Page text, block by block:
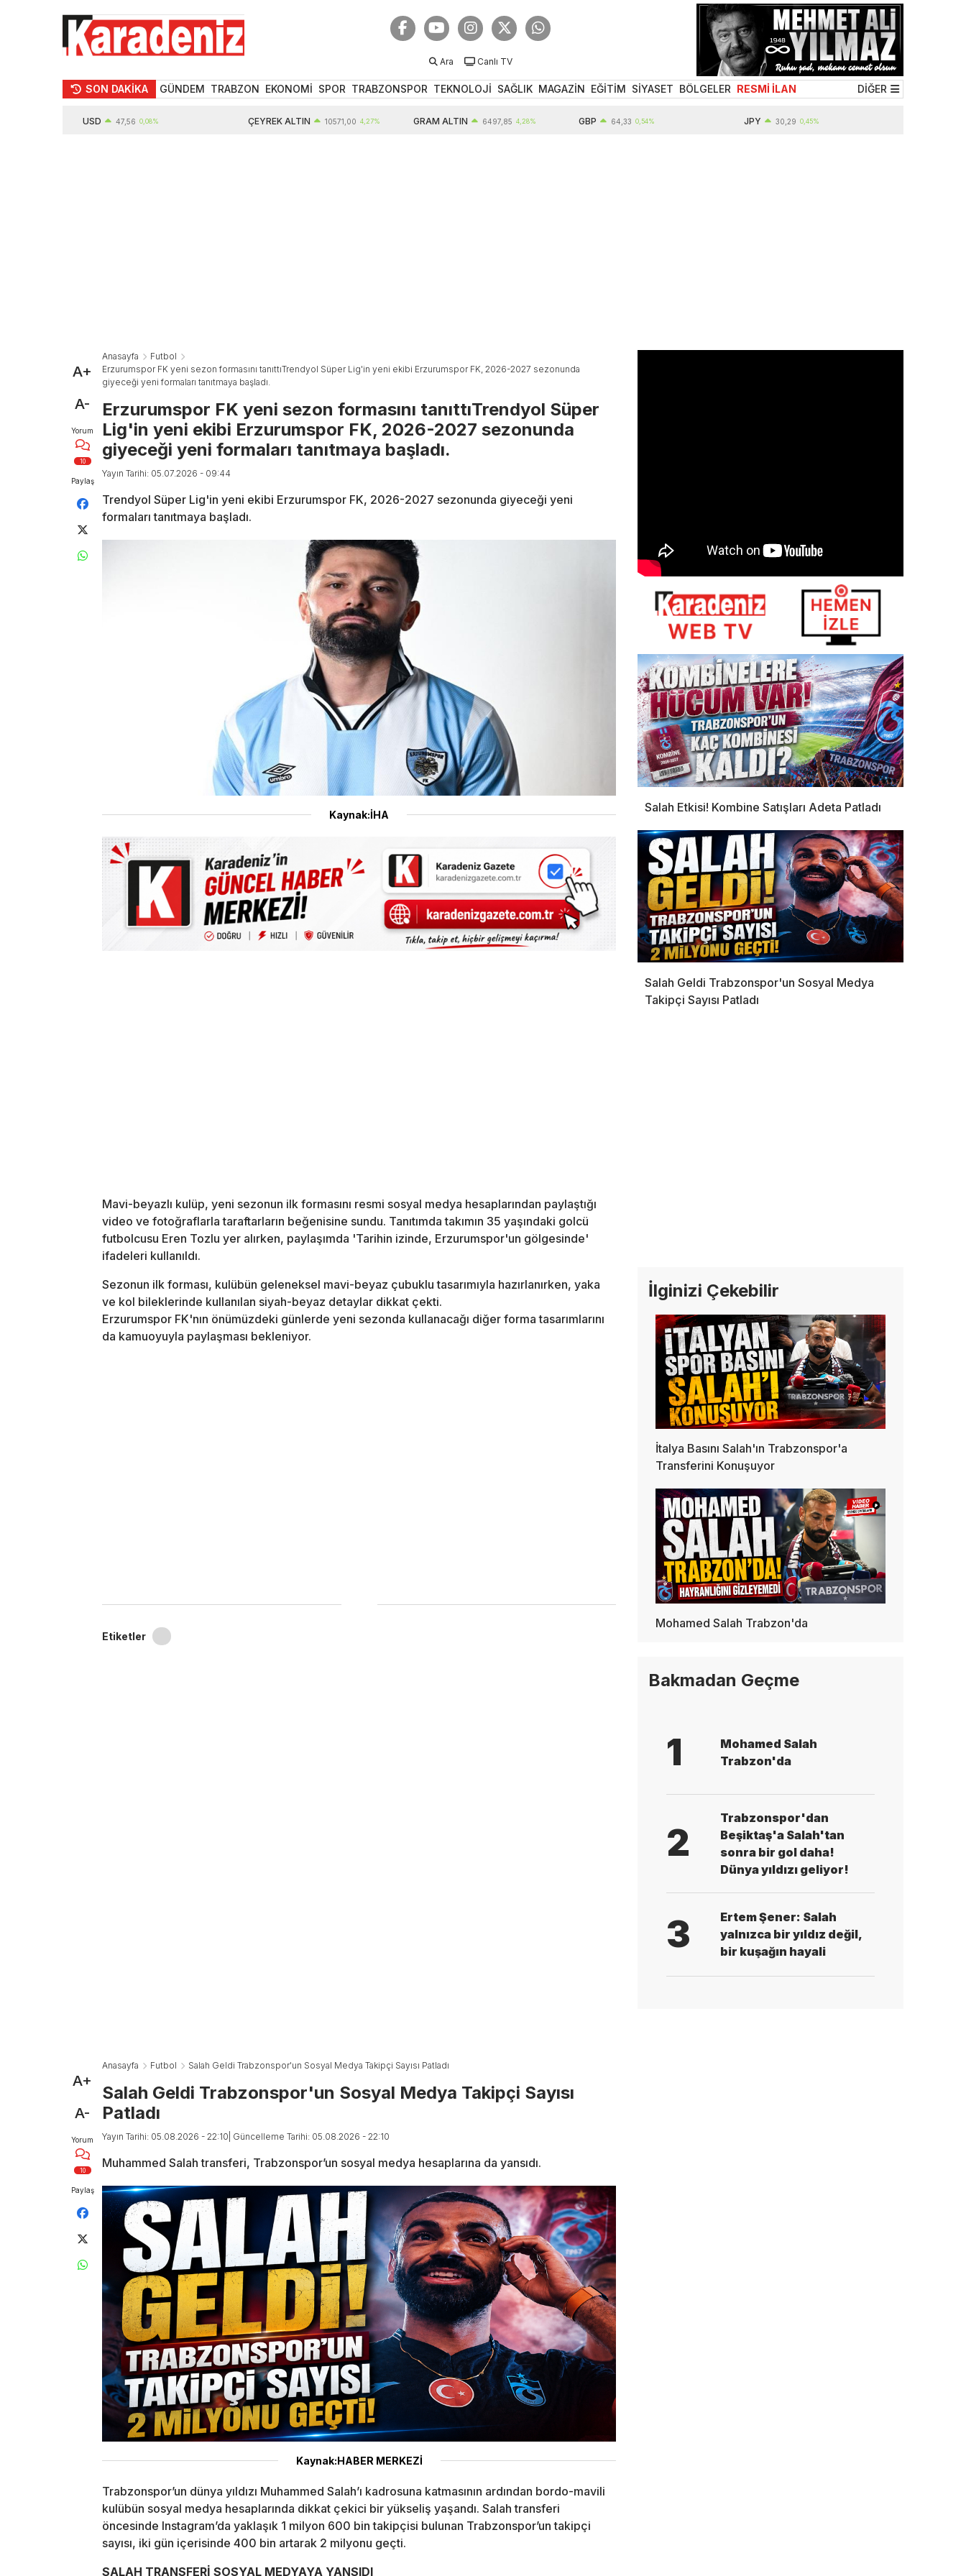
Ara Canlı TV
SON DAKİKA GÜNDEM TRABZON EKONOMİ SPOR TRABZONSPOR TEKNOLOJİ SAĞLIK MAGAZİN EĞİTİM SİYASET BÖLGELER RESMİ İLAN DİĞER
47,56 0,08% ÇEYREK ALTIN 10571,00 4,27% GRAM ALTIN 6497,85 4,28% 64,33 0,54% 30,29 0,45%
A+
A-
Yorum
10
Paylaş
Anasayfa
Futbol
Erzurumspor FK yeni sezon formasını tanıttıTrendyol Süper Lig'in yeni ekibi Erzurumspor FK, 2026-2027 sezonunda
giyeceği yeni formaları tanıtmaya başladı.
Erzurumspor FK yeni sezon formasını tanıttıTrendyol Süper
Lig'in yeni ekibi Erzurumspor FK, 2026-2027 sezonunda
giyeceği yeni formaları tanıtmaya başladı.
Yayın Tarihi: 05.07.2026 - 09:44
Trendyol Süper Lig'in yeni ekibi Erzurumspor FK, 2026-2027 sezonunda giyeceği yeni
formaları tanıtmaya başladı.
Kaynak:İHA
Mavi-beyazlı kulüp, yeni sezonun ilk formasını resmi sosyal medya hesaplarından paylaştığı
video ve fotoğraflarla taraftarların beğenisine sundu. Tanıtımda takımın 35 yaşındaki golcü
futbolcusu Eren Tozlu yer alırken, paylaşımda 'Tarihin izinde, Erzurumspor'un gölgesinde'
ifadeleri kullanıldı.
Sezonun ilk forması, kulübün geleneksel mavi-beyaz çubuklu tasarımıyla hazırlanırken, yaka
ve kol bileklerinde kullanılan siyah-beyaz detaylar dikkat çekti.
Erzurumspor FK'nın önümüzdeki günlerde yeni sezonda kullanacağı diğer forma tasarımlarını
da kamuoyuyla paylaşması bekleniyor.
Etiketler
A+
A-
Yorum
10
Paylaş
Anasayfa Futbol Salah Geldi Trabzonspor'un Sosyal Medya Takipçi Sayısı Patladı
Salah Geldi Trabzonspor'un Sosyal Medya Takipçi Sayısı
Patladı
Yayın Tarihi: 05.08.2026 - 22:10 | Güncelleme Tarihi: 05.08.2026 - 22:10
Muhammed Salah transferi, Trabzonspor’un sosyal medya hesaplarına da yansıdı.
Kaynak:HABER MERKEZİ
Trabzonspor’un dünya yıldızı Muhammed Salah’ı kadrosuna katmasının ardından bordo-mavili
kulübün sosyal medya hesaplarında dikkat çekici bir yükseliş yaşandı. Salah transferi
öncesinde Instagram’da yaklaşık 1 milyon 600 bin takipçisi bulunan Trabzonspor’un takipçi
sayısı, iki gün içerisinde 400 bin artarak 2 milyonu geçti.
SALAH TRANSFERİ SOSYAL MEDYAYA YANSIDI
Salah Etkisi! Kombine Satışları Adeta Patladı
Salah Geldi Trabzonspor'un Sosyal Medya
Takipçi Sayısı Patladı
İlginizi Çekebilir
İtalya Basını Salah'ın Trabzonspor'a
Transferini Konuşuyor
Mohamed Salah Trabzon'da
Bakmadan Geçme
1
Mohamed Salah
Trabzon'da
2
Trabzonspor'dan
Beşiktaş'a Salah'tan
sonra bir gol daha!
Dünya yıldızı geliyor!
3
Ertem Şener: Salah
yalnızca bir yıldız değil,
bir kuşağın hayali